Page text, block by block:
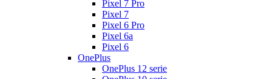
Pixel 7 Pro
Pixel 7
Pixel 6 Pro
Pixel 6a
Pixel 6
OnePlus
OnePlus 12 serie